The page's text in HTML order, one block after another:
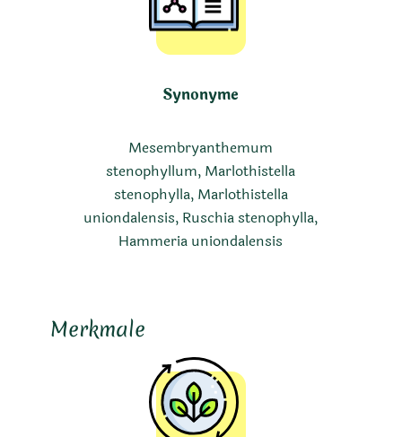
Synonyme
Mesembryanthemum
stenophyllum, Marlothistella
stenophylla, Marlothistella
uniondalensis, Ruschia stenophylla,
Hammeria uniondalensis
Merkmale